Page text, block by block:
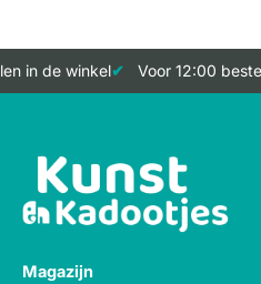
in de winkel Voor 12:00
Magazijn